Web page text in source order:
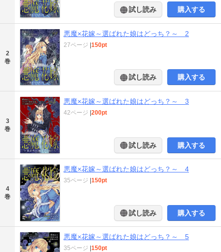
試し読み 購入する
2
巻
悪魔×花嫁～選ばれた娘はどっち？～ 2
27ページ |150pt
試し読み 購入する
3
巻
悪魔×花嫁～選ばれた娘はどっち？～ 3
42ページ |200pt
試し読み 購入する
4
巻
悪魔×花嫁～選ばれた娘はどっち？～ 4
35ページ |150pt
試し読み 購入する
悪魔×花嫁～選ばれた娘はどっち？～ 5
35ページ |150pt